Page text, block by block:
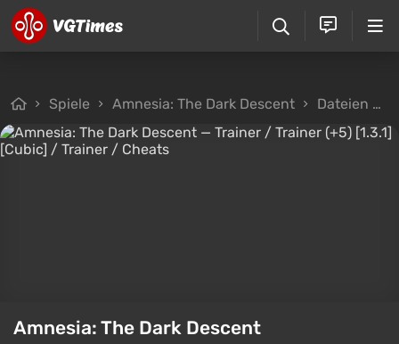
Spiele Amnesia: The Dark Descent Dateien
Amnesia: The Dark Descent